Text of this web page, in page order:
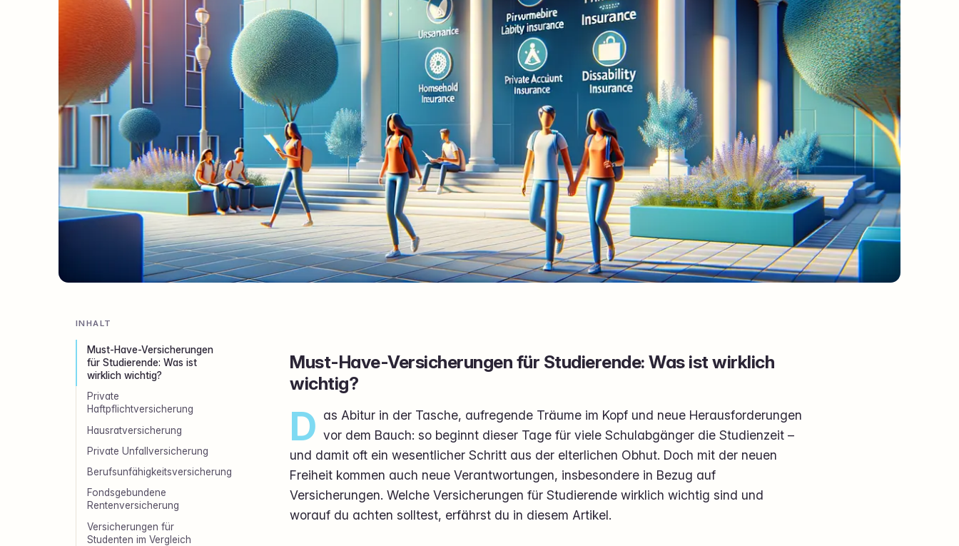
INHALT
Must-Have-Versicherungen
für Studierende: Was ist
wirklich wichtig?
Private
Haftpflichtversicherung
Hausratversicherung
Private Unfallversicherung
Berufsunfähigkeitsversicherung
Fondsgebundene
Rentenversicherung
Versicherungen für
Studenten im Vergleich
Must-Have-Versicherungen für Studierende: Was ist wirklich
wichtig?
D as Abitur in der Tasche, aufregende Träume im Kopf und neue Herausforderungen
vor dem Bauch: so beginnt dieser Tage für viele Schulabgänger die Studienzeit –
und damit oft ein wesentlicher Schritt aus der elterlichen Obhut. Doch mit der neuen
Freiheit kommen auch neue Verantwortungen, insbesondere in Bezug auf
Versicherungen. Welche Versicherungen für Studierende wirklich wichtig sind und
worauf du achten solltest, erfährst du in diesem Artikel.